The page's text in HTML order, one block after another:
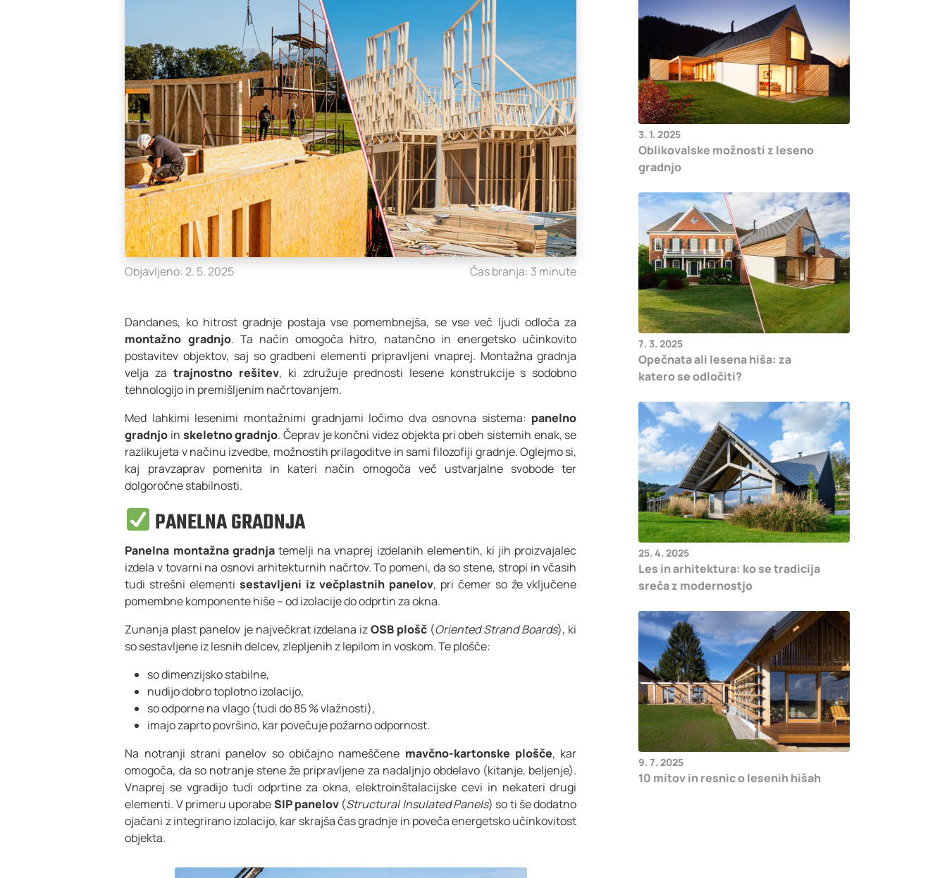
Objavljeno: 2. 5. 2025 Čas branja: 3 minute
Dandanes, ko hitrost gradnje postaja vse pomembnejša, se vse več ljudi odloča za
montažno gradnjo. Ta način omogoča hitro, natančno in energetsko učinkovito
postavitev objektov, saj so gradbeni elementi pripravljeni vnaprej. Montažna gradnja
velja zatrajnostno rešitev, ki združuje prednosti lesene konstrukcije s sodobno
tehnologijo in premišljenim načrtovanjem.
Med lahkimi lesenimi montažnimi gradnjami ločimo dva osnovna sistema: panelno
gradnjo in skeletno gradnjo. Čeprav je končni videz objekta pri obeh sistemih enak, se
razlikujeta v načinu izvedbe, možnostih prilagoditve in sami filozofiji gradnje. Oglejmo si,
kaj pravzaprav pomenita in kateri način omogoča več ustvarjalne svobode ter
dolgoročne stabilnosti.
PANELNA GRADNJA
Panelna montažna gradnjatemelji na vnaprej izdelanih elementih, ki jih proizvajalec
izdela v tovarni na osnovi arhitekturnih načrtov. To pomeni, da so stene, stropi in včasih
tudi strešni elementi sestavljeni iz večplastnih panelov, pri čemer so že vključene
pomembne komponente hiše – od izolacije do odprtin za okna.
Zunanja plast panelov je največkrat izdelana izOSB plošč (Oriented Strand Boards), ki
so sestavljene iz lesnih delcev, zlepljenih z lepilom in voskom. Te plošče:
so dimenzijsko stabilne,
nudijo dobro toplotno izolacijo,
so odporne na vlago (tudi do 85 % vlažnosti),
imajo zaprto površino, kar povečuje požarno odpornost.
Na notranji strani panelov so običajno nameščene mavčno-kartonske plošče, kar
omogoča, da so notranje stene že pripravljene za nadaljnjo obdelavo (kitanje, beljenje).
Vnaprej se vgradijo tudi odprtine za okna, elektroinštalacijske cevi in nekateri drugi
elementi. V primeru uporabeSIP panelov (Structural Insulated Panels) so ti še dodatno
ojačani z integrirano izolacijo, kar skrajša čas gradnje in poveča energetsko učinkovitost
objekta.
3. 1. 2025
Oblikovalske možnosti z leseno
gradnjo
7. 3. 2025
Opečnata ali lesena hiša: za
katero se odločiti?
25. 4. 2025
Les in arhitektura: ko se tradicija
sreča z modernostjo
9. 7. 2025
10 mitov in resnic o lesenih hišah